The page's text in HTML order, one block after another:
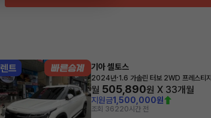
렌트 기아 셀토스
2024년·1.6 가솔린 터보 2WD 프레스티지
월 505,890원 X 33개월
지원금1,500,000원
조회 36220시간 전